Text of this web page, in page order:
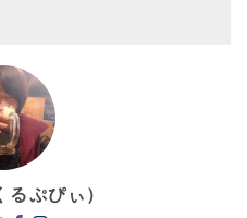
ぷぴぃ）